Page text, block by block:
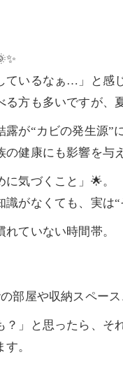
ているなぁ…」と感
る方も多いですが、
露が“カビの発生源
健康にも影響を与
気づくこと」🌟。
がなくても、実は
ていない時間帯。
部屋や収納スペー
？」と思ったら、
。